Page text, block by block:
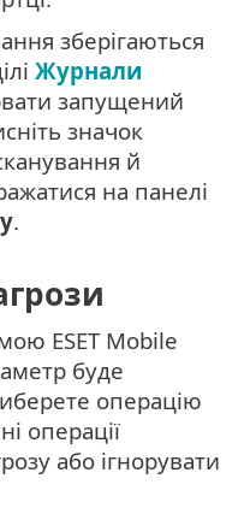
зберігаються
Журнали
запущений
значок
й
на панелі
.
ESET Mobile
буде
операцію
операції
або ігнорувати